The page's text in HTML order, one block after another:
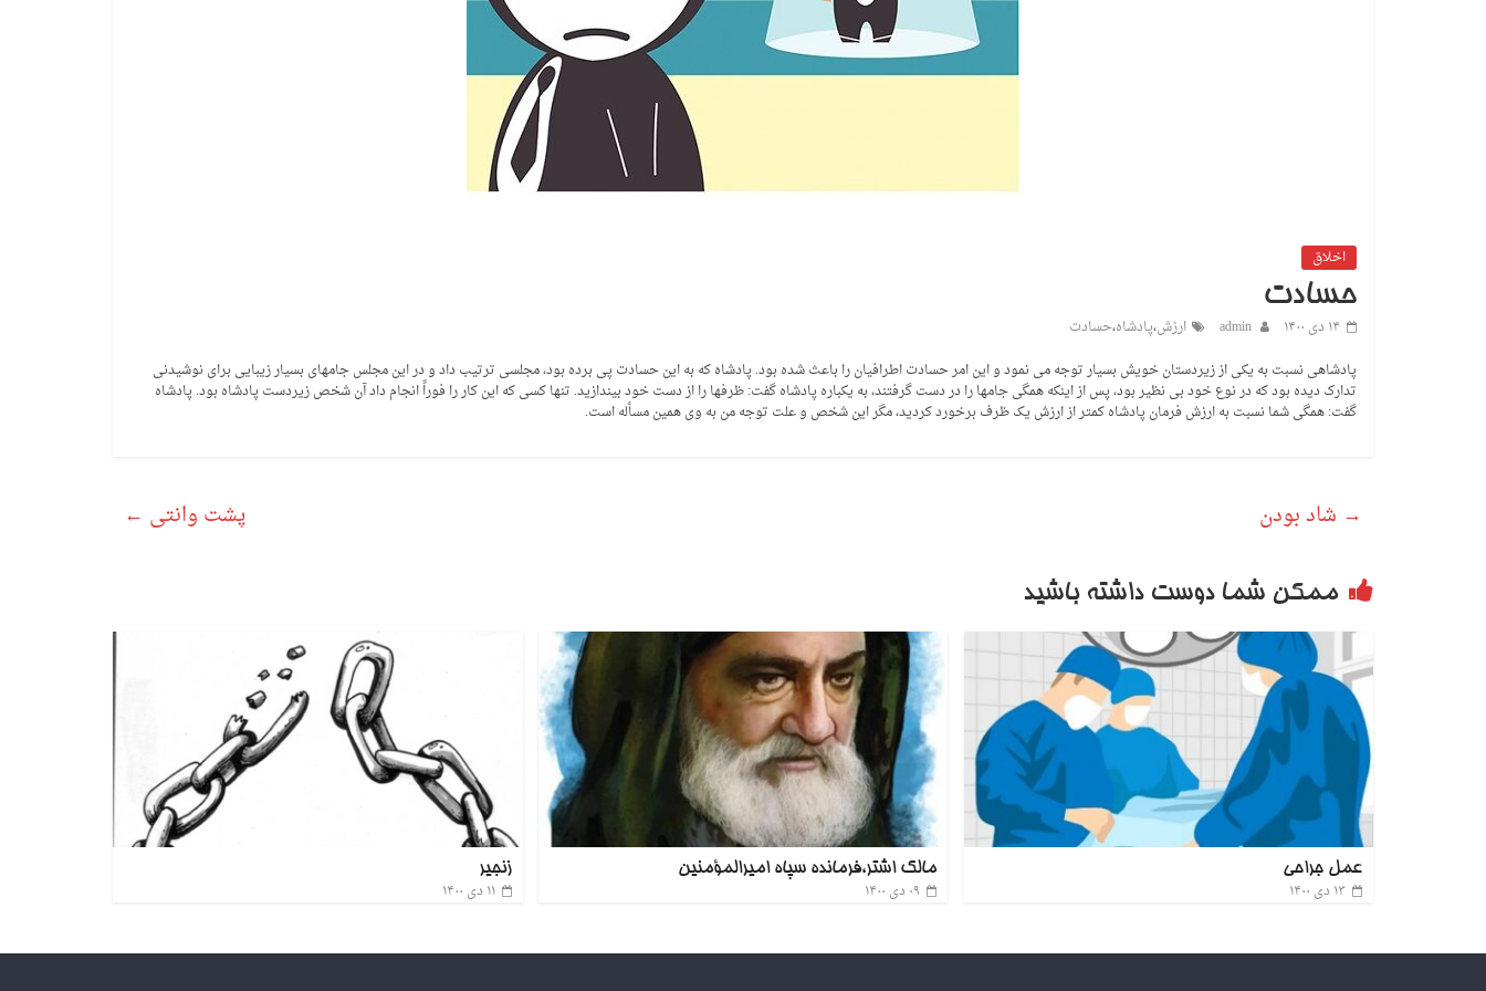
اخلاق
حسادت
۱۴ دی ۱۴۰۰ admin ارزش،پادشاه،حسادت
پادشاهی نسبت به یکی از زیردستان خویش بسیار توجه می نمود و این امر حسادت اطرافیان را باعث شده بود. پادشاه که به این حسادت پی برده بود، مجلسی ترتیب داد و در این مجلس جامهای بسیار زیبایی برای نوشیدنی
تدارک دیده بود که در نوع خود بی نظیر بود، پس از اینکه همگی جامها را در دست گرفتند، به یکباره پادشاه گفت: ظرفها را از دست خود بیندازید. تنها کسی که این کار را فوراً انجام داد آن شخص زیردست پادشاه بود. پادشاه
گفت: همگی شما نسبت به ارزش فرمان پادشاه کمتر از ارزش یک ظرف برخورد کردید، مگر این شخص و علت توجه من به وی همین مسأله است.
→ شاد بودن پشت وانتی ←
ممکن شما دوست داشته باشید
عمل جراحی
۱۳ دی ۱۴۰۰
مالک اشتر،فرمانده سپاه امیرالمؤمنین
۰۹ دی ۱۴۰۰
زنجیر
۱۱ دی ۱۴۰۰